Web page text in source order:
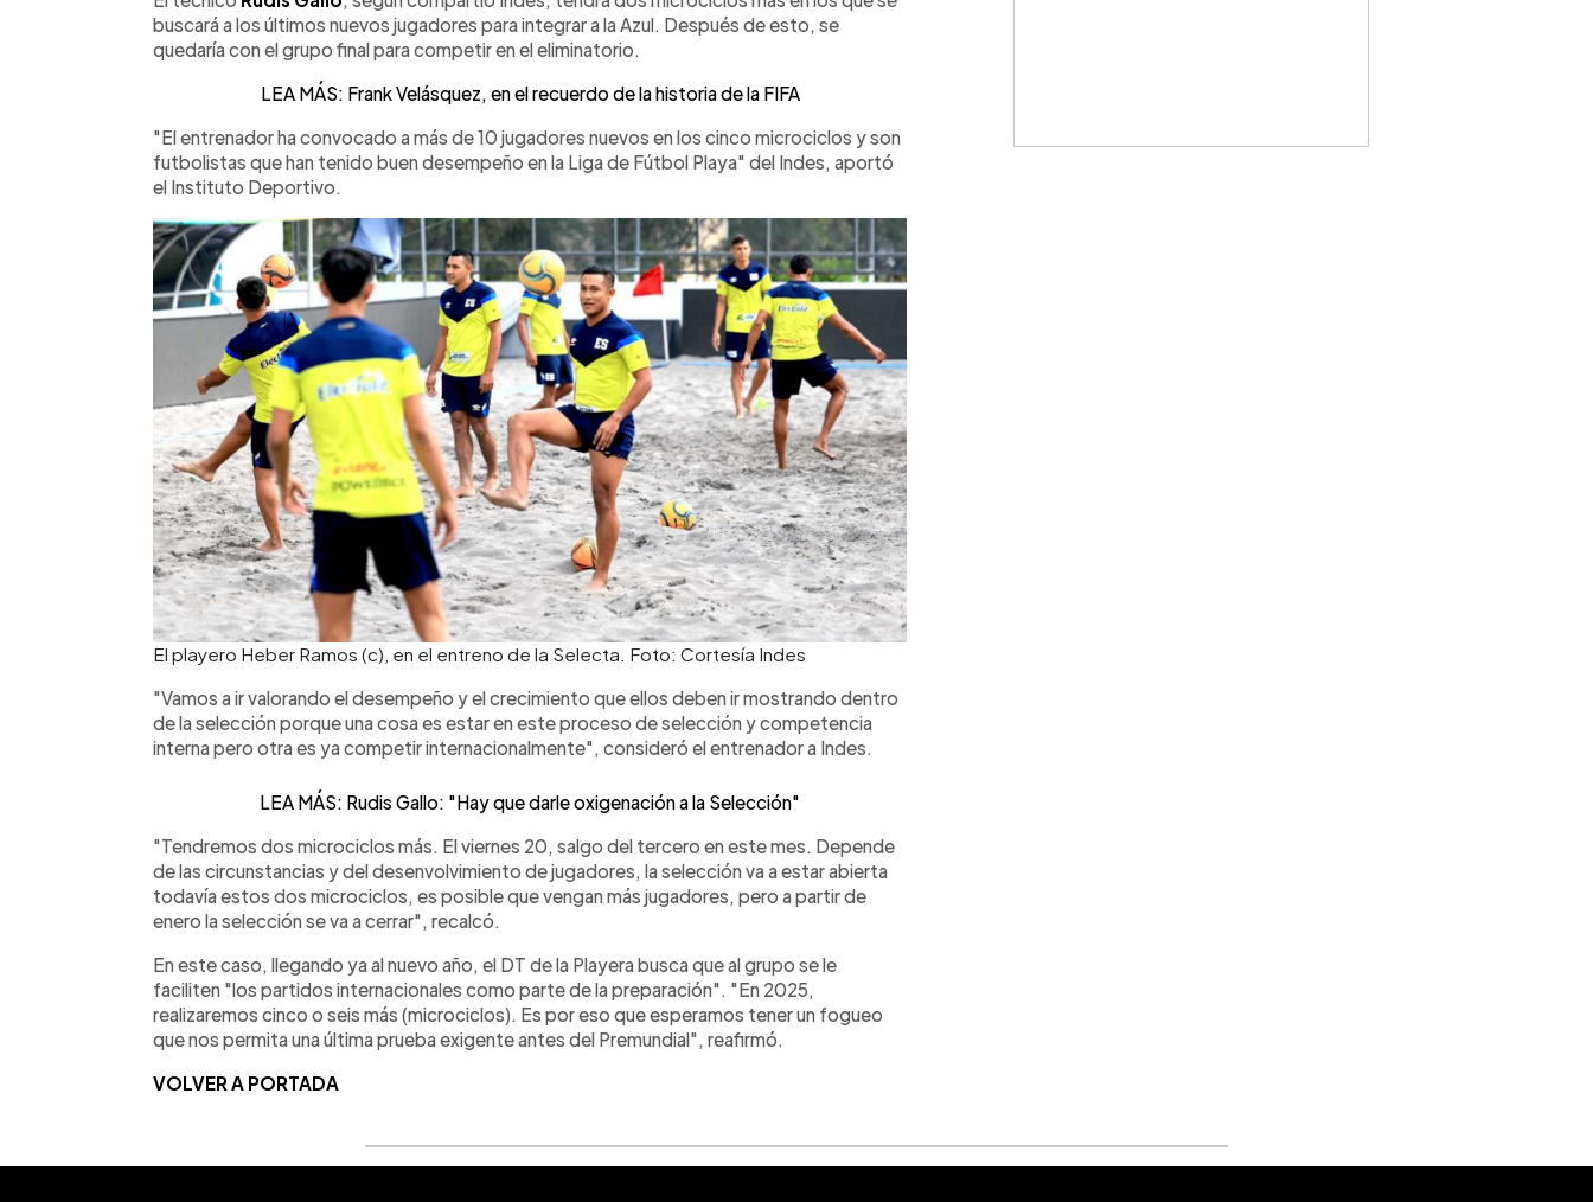
buscará a los últimos nuevos jugadores para integrar a la Azul. Después de esto, se
quedaría con el grupo final para competir en el eliminatorio.
LEA MÁS: Frank Velásquez, en el recuerdo de la historia de la FIFA
"El entrenador ha convocado a más de 10 jugadores nuevos en los cinco microciclos y son
futbolistas que han tenido buen desempeño en la Liga de Fútbol Playa" del Indes, aportó
el Instituto Deportivo.
El playero Heber Ramos (c), en el entreno de la Selecta. Foto: Cortesía Indes
"Vamos a ir valorando el desempeño y el crecimiento que ellos deben ir mostrando dentro
de la selección porque una cosa es estar en este proceso de selección y competencia
interna pero otra es ya competir internacionalmente", consideró el entrenador a Indes.
LEA MÁS: Rudis Gallo: "Hay que darle oxigenación a la Selección"
"Tendremos dos microciclos más. El viernes 20, salgo del tercero en este mes. Depende
de las circunstancias y del desenvolvimiento de jugadores, la selección va a estar abierta
todavía estos dos microciclos, es posible que vengan más jugadores, pero a partir de
enero la selección se va a cerrar", recalcó.
En este caso, llegando ya al nuevo año, el DT de la Playera busca que al grupo se le
faciliten "los partidos internacionales como parte de la preparación". "En 2025,
realizaremos cinco o seis más (microciclos). Es por eso que esperamos tener un fogueo
que nos permita una última prueba exigente antes del Premundial", reafirmó.
VOLVER A PORTADA